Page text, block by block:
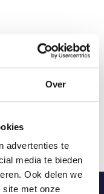
Over
advertenties te
media te bieden
Ook delen we
site met onze